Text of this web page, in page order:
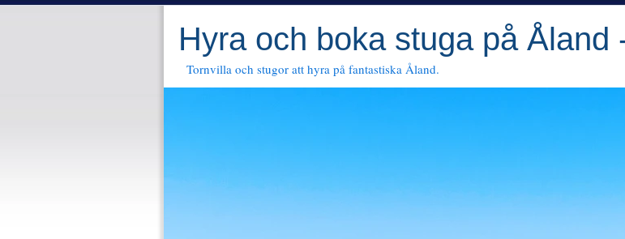
Hyra och boka stuga på Åland
Tornvilla och stugor att hyra på fantastiska Åland.